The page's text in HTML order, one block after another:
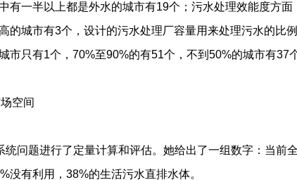
有一半以上都是外水的城市有19个；污水处理效能度方
的城市有3个，设计的污水处理厂容量用来处理污水的比
市只有1个，70%至90%的有51个，不到50%的城市有37个
空间
统问题进行了定量计算和评估。她给出了一组数字：当前
没有利用，38%的生活污水直排水体。